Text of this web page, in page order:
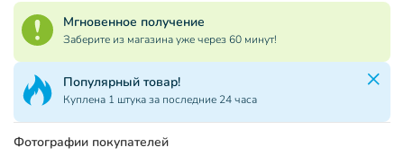
Мгновенное получение
Заберите из магазина уже через 60 минут!
Популярный товар!
Куплена 1 штука за последние 24 часа
Фотографии покупателей